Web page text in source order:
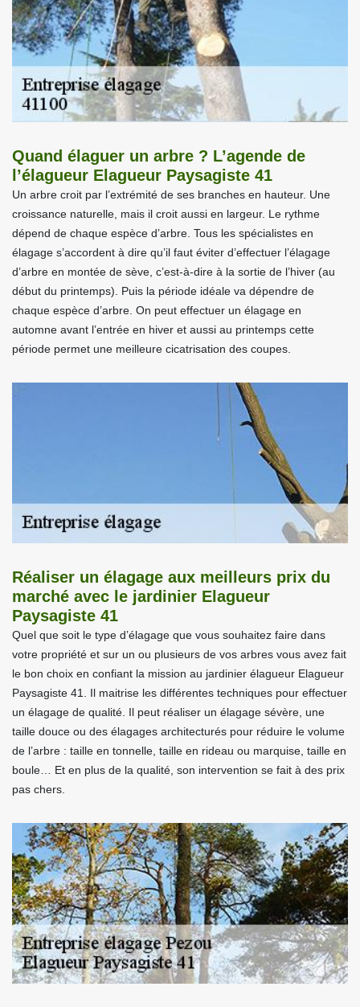
Quand élaguer un arbre ? L’agende de
l’élagueur Elagueur Paysagiste 41
Un arbre croit par l’extrémité de ses branches en hauteur. Une
croissance naturelle, mais il croit aussi en largeur. Le rythme
dépend de chaque espèce d’arbre. Tous les spécialistes en
élagage s’accordent à dire qu’il faut éviter d’effectuer l’élagage
d’arbre en montée de sève, c’est-à-dire à la sortie de l’hiver (au
début du printemps). Puis la période idéale va dépendre de
chaque espèce d’arbre. On peut effectuer un élagage en
automne avant l’entrée en hiver et aussi au printemps cette
période permet une meilleure cicatrisation des coupes.
Réaliser un élagage aux meilleurs prix du
marché avec le jardinier Elagueur
Paysagiste 41
Quel que soit le type d’élagage que vous souhaitez faire dans
votre propriété et sur un ou plusieurs de vos arbres vous avez fait
le bon choix en confiant la mission au jardinier élagueur Elagueur
Paysagiste 41. Il maitrise les différentes techniques pour effectuer
un élagage de qualité. Il peut réaliser un élagage sévère, une
taille douce ou des élagages architecturés pour réduire le volume
de l’arbre : taille en tonnelle, taille en rideau ou marquise, taille en
boule… Et en plus de la qualité, son intervention se fait à des prix
pas chers.